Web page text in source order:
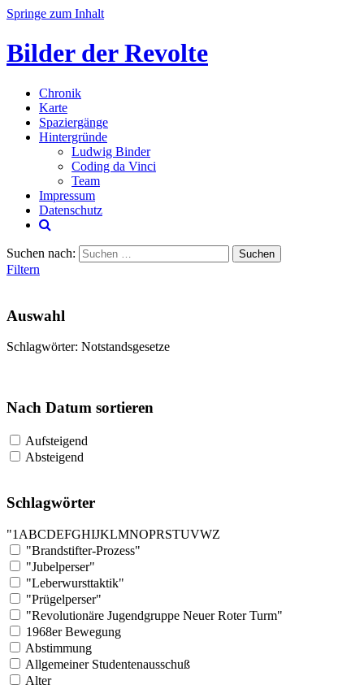
Springe zum Inhalt
Bilder der Revolte
Chronik
Karte
Spaziergänge
Hintergründe
Ludwig Binder
Coding da Vinci
Team
Impressum
Datenschutz
Suchen nach:
Filtern
Auswahl
Schlagwörter: Notstandsgesetze
Nach Datum sortieren
Aufsteigend
Absteigend
Schlagwörter
"1 ABCDEFGHIJKLMNOPRSTUVWZ
"Brandstifter-Prozess"
"Jubelperser"
"Leberwursttaktik"
"Prügelperser"
"Revolutionäre Jugendgruppe Neuer Roter Turm"
1968er Bewegung
Abstimmung
Allgemeiner Studentenausschuß
Alter